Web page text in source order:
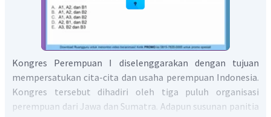
Kongres Perempuan I diselenggarakan dengan tujuan
mempersatukan cita-cita dan usaha perempuan Indonesia.
Kongres tersebut dihadiri oleh tiga puluh organisasi
perempuan dari Jawa dan Sumatra. Adapun susunan panitia